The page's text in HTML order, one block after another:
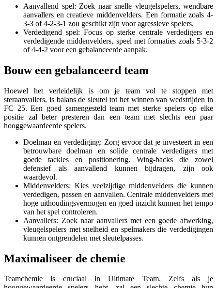
Aanvallend spel: Zoek naar snelle vleugelspelers, wendbare
aanvallers en creatieve middenvelders. Een formatie zoals 4-
3-3 of 4-2-3-1 zou geschikt zijn voor agressieve spelers.
Verdedigend spel: Focus op sterke centrale verdedigers en
verdedigende middenvelders, speel met formaties zoals 5-3-2
of 4-4-2 voor een gebalanceerde aanpak.
Bouw een gebalanceerd team
Hoewel het verleidelijk is om je team vol te stoppen met
steraanvallers, is balans de sleutel tot het winnen van wedstrijden in
FC 25. Een goed samengesteld team met sterke spelers op elke
positie zal beter presteren dan een team met slechts een paar
hooggewaardeerde spelers.
Doelman en verdediging: Zorg ervoor dat je investeert in een
betrouwbare doelman en solide centrale verdedigers met
goede tackles en positionering. Wing-backs die zowel
defensief als aanvallend kunnen bijdragen, zijn ook
waardevol.
Middenvelders: Kies veelzijdige middenvelders die kunnen
verdedigen, passen en aanvallen. Centrale middenvelders met
hoge uithoudingsvermogen en goed inzicht kunnen het tempo
van het spel controleren.
Aanvallers: Zoek naar aanvallers met een goede afwerking,
vleugelspelers met snelheid en spelmakers die verdedigingen
kunnen ontgrendelen met sleutelpasses.
Maximaliseer de chemie
Teamchemie is cruciaal in Ultimate Team. Zelfs als je